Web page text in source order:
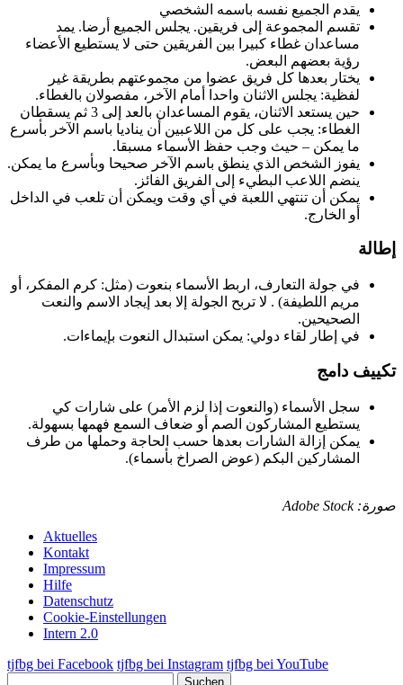
يقدم الجميع نفسه باسمه الشخصي
تقسم المجموعة إلى فريقين. يجلس الجميع أرضا. يمد
مساعدان غطاء كبيرا بين الفريقين حتى لا يستطيع الأعضاء
رؤية بعضهم البعض.
يختار بعدها كل فريق عضوا من مجموعتهم بطريقة غير
لفظية: يجلس الاثنان واحدا أمام الآخر، مفصولان بالغطاء.
حين يستعد الاثنان، يقوم المساعدان بالعد إلى 3 ثم يسقطان
الغطاء: يجب على كل من اللاعبين أن يناديا باسم الآخر بأسرع
ما يمكن – حيث وجب حفظ الأسماء مسبقا.
يفوز الشخص الذي ينطق باسم الآخر صحيحا وبأسرع ما يمكن.
ينضم اللاعب البطيء إلى الفريق الفائز.
يمكن أن تنتهي اللعبة في أي وقت ويمكن أن تلعب في الداخل
أو الخارج.
إطالة
في جولة التعارف، اربط الأسماء بنعوت (مثل: كرم المفكر، أو
مريم اللطيفة) . لا تربح الجولة إلا بعد إيجاد الاسم والنعت
الصحيحين.
في إطار لقاء دولي: يمكن استبدال النعوت بإيماءات.
تكييف دامج
سجل الأسماء (والنعوت إذا لزم الأمر) على شارات كي
يستطيع المشاركون الصم أو ضعاف السمع فهمها بسهولة.
يمكن إزالة الشارات بعدها حسب الحاجة وحملها من طرف
المشاركين البكم (عوض الصراخ بأسماء).
صورة: Adobe Stock
Aktuelles
Kontakt
Impressum
Hilfe
Datenschutz
Cookie-Einstellungen
Intern 2.0
tjfbg bei Facebook tjfbg bei Instagram tjfbg bei YouTube
Suchen